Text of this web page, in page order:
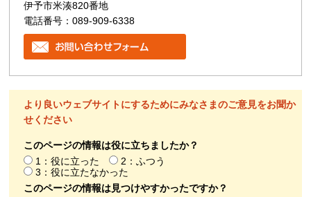
伊予市米湊820番地
電話番号：089-909-6338
より良いウェブサイトにするためにみなさまのご意見をお聞か
せください
このページの情報は役に立ちましたか？
1：役に立った
2：ふつう
3：役に立たなかった
このページの情報は見つけやすかったですか？